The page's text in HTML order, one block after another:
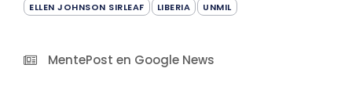
ELLEN JOHNSON SIRLEAF
LIBERIA UNMIL
MentePost en Google News